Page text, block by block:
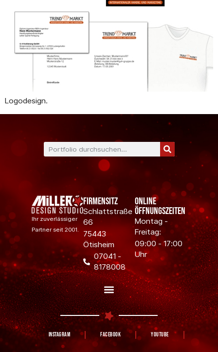
Logodesign.
Ihr zuverlässiger
Partner seit 2001.
Firmensitz
Schlattstraße
66
75443
Ötisheim
07041 -
8178008
Online
Öffnungszeiten
Montag -
Freitag:
09:00 - 17:00
Uhr
Instagram Facebook YouTube